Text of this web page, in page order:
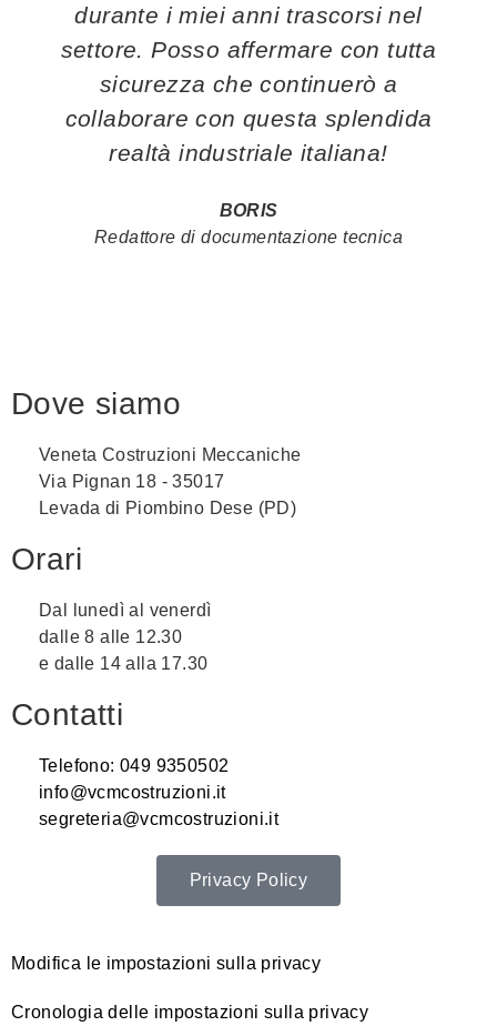
durante i miei anni trascorsi nel
settore. Posso affermare con tutta
sicurezza che continuerò a
collaborare con questa splendida
realtà industriale italiana!
BORIS
Redattore di documentazione tecnica
Dove siamo
Veneta Costruzioni Meccaniche
Via Pignan 18 - 35017
Levada di Piombino Dese (PD)
Orari
Dal lunedì al venerdì
dalle 8 alle 12.30
e dalle 14 alla 17.30
Contatti
Telefono: 049 9350502
info@vcmcostruzioni.it
segreteria@vcmcostruzioni.it
Privacy Policy
Modifica le impostazioni sulla privacy
Cronologia delle impostazioni sulla privacy